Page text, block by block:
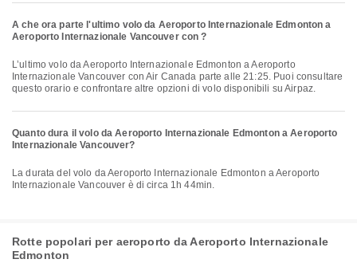
A che ora parte l'ultimo volo da Aeroporto Internazionale Edmonton a
Aeroporto Internazionale Vancouver con ?
L’ultimo volo da Aeroporto Internazionale Edmonton a Aeroporto
Internazionale Vancouver con Air Canada parte alle 21:25. Puoi consultare
questo orario e confrontare altre opzioni di volo disponibili su Airpaz.
Quanto dura il volo da Aeroporto Internazionale Edmonton a Aeroporto
Internazionale Vancouver?
La durata del volo da Aeroporto Internazionale Edmonton a Aeroporto
Internazionale Vancouver è di circa 1h 44min.
Rotte popolari per aeroporto da Aeroporto Internazionale
Edmonton